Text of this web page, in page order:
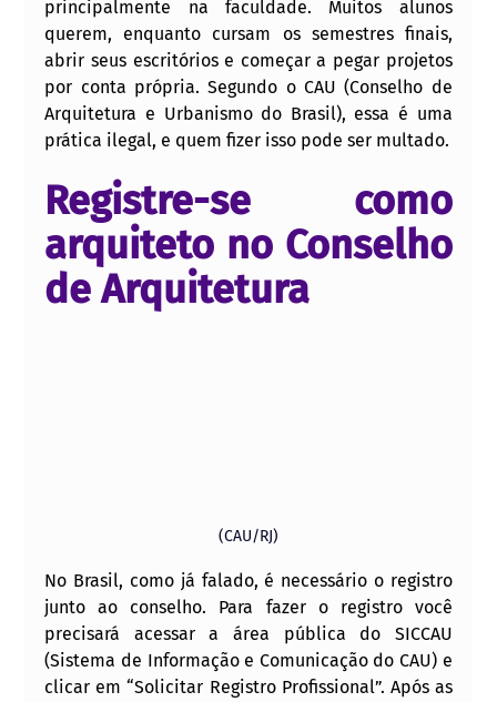
principalmente na faculdade. Muitos alunos
querem, enquanto cursam os semestres finais,
abrir seus escritórios e começar a pegar projetos
por conta própria. Segundo o CAU (Conselho de
Arquitetura e Urbanismo do Brasil), essa é uma
prática ilegal, e quem fizer isso pode ser multado.
Registre-se como
arquiteto no Conselho
de Arquitetura
(CAU/RJ)
No Brasil, como já falado, é necessário o registro
junto ao conselho. Para fazer o registro você
precisará acessar a área pública do SICCAU
(Sistema de Informação e Comunicação do CAU) e
clicar em “Solicitar Registro Profissional”. Após as